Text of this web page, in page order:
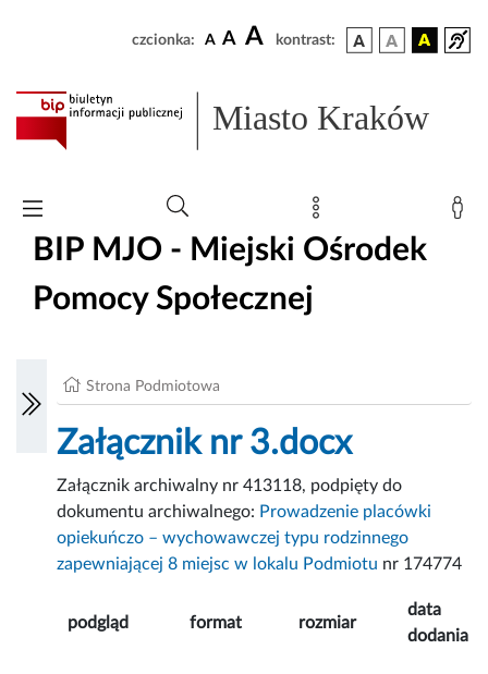
czcionka: A A A kontrast:
Miasto Kraków
BIP MJO - Miejski Ośrodek
Pomocy Społecznej
Strona Podmiotowa
Załącznik nr 3.docx
Załącznik archiwalny nr 413118, podpięty do
dokumentu archiwalnego: Prowadzenie placówki
opiekuńczo – wychowawczej typu rodzinnego
zapewniającej 8 miejsc w lokalu Podmiotu nr 174774
podgląd format rozmiar
data
dodania